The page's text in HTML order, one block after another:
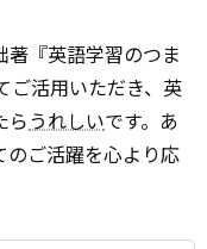
著『英語学習のつま
ご活用いただき、英
ら うれしいです。あ
のご活躍を心より応